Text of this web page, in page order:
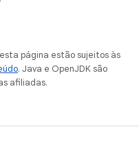
página estão sujeitos às
. Java e OpenJDK são
afiliadas.